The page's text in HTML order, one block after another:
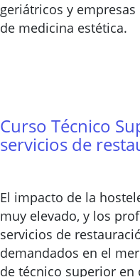
geriátricos y
de medicina estética.
Curso Técnico
servicios de
El impacto de la
muy elevado, y los
servicios de
demandados en el
de técnico superior